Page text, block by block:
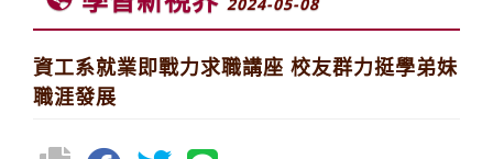
資工系就業即戰力求職講座 校友群力挺學弟妹
職涯發展